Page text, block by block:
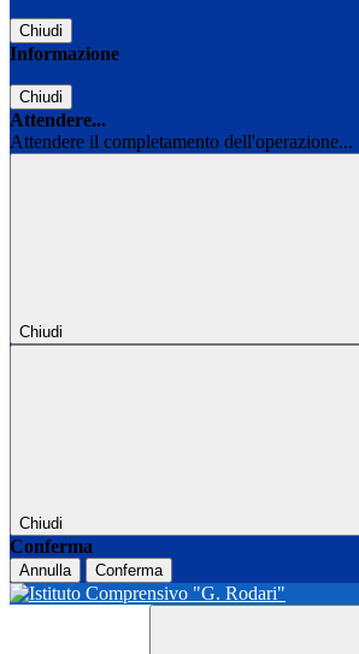
Chiudi
Informazione
Chiudi
Attendere...
Attendere il completamento dell'operazione...
Chiudi
Chiudi
Conferma
Annulla Conferma